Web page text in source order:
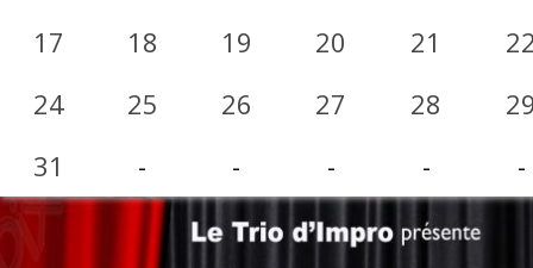
17
18 19 20 21
24
25 26 27 28
31
- - - - -